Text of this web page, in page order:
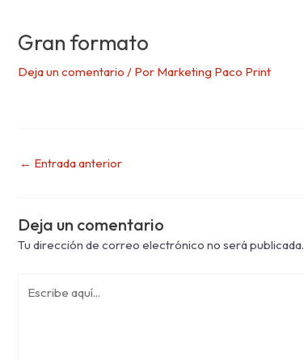
Gran formato
Deja un comentario / Por Marketing Paco Print
← Entrada anterior
Deja un comentario
Tu dirección de correo electrónico no será publicada.
aquí...